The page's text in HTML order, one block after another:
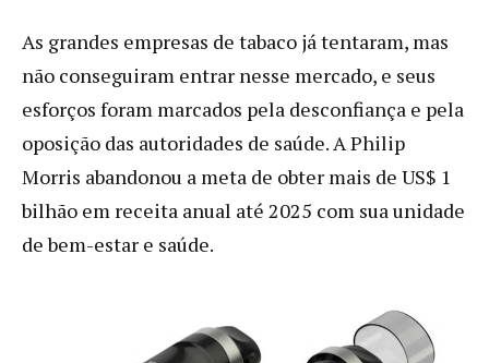
As grandes empresas de tabaco já tentaram, mas
não conseguiram entrar nesse mercado, e seus
esforços foram marcados pela desconfiança e pela
oposição das autoridades de saúde. A Philip
Morris abandonou a meta de obter mais de US$ 1
bilhão em receita anual até 2025 com sua unidade
de bem-estar e saúde.